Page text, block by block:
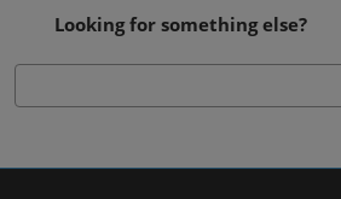
Looking for something else?